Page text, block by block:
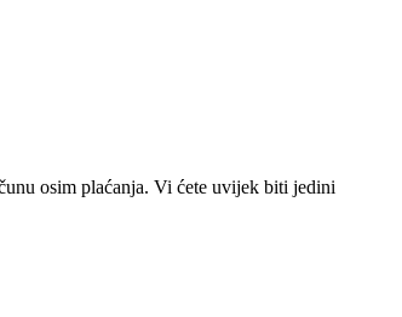
osim plaćanja. Vi ćete uvijek biti jedini